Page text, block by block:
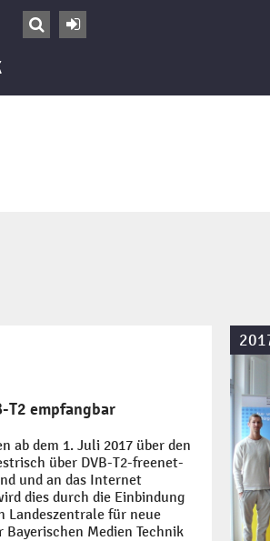


T2 empfangbar
ab dem 1. Juli 2017 über den
über DVB-T2-freenet-
und an das Internet
dies durch die Einbindung
Landeszentrale für neue
Medien Technik